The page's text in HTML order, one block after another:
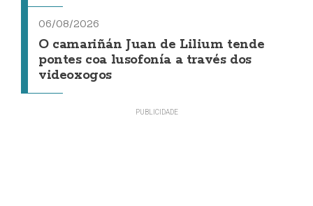
06/08/2026
O camariñán Juan de Lilium tende
pontes coa lusofonía a través dos
videoxogos